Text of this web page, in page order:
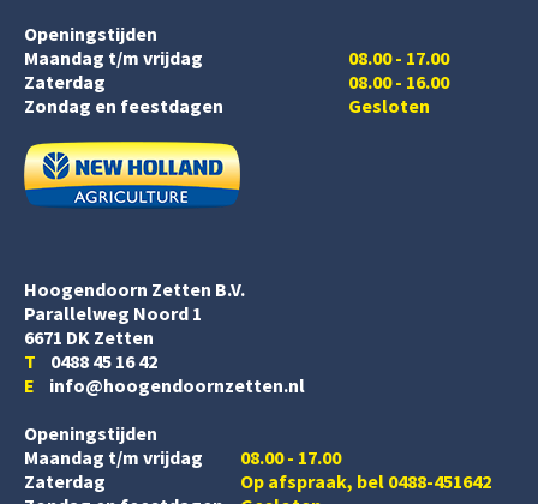
Openingstijden
Maandag t/m vrijdag
Zaterdag
08.00 - 17.00
08.00 - 16.00
Zondag en feestdagen
Gesloten
Hoogendoorn Zetten B.V.
Parallelweg Noord 1
6671 DK Zetten
T 0488 45 16 42
E info@hoogendoornzetten.nl
Openingstijden
Maandag t/m vrijdag
08.00 - 17.00
Zaterdag
Op afspraak, bel 0488-451642